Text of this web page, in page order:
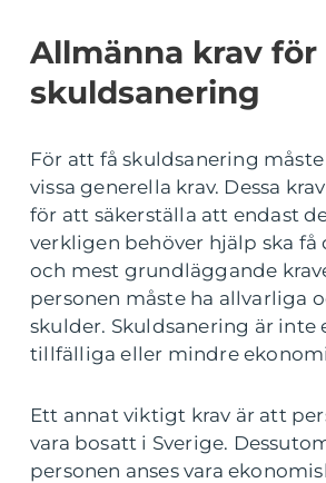
Allmänna krav för
skuldsanering
För att få skuldsanering
vissa generella krav. Dessa
för att säkerställa att endast
verkligen behöver hjälp ska få
och mest grundläggande
personen måste ha allvarliga
skulder. Skuldsanering är inte
tillfälliga eller mindre
Ett annat viktigt krav är att
vara bosatt i Sverige.
personen anses vara